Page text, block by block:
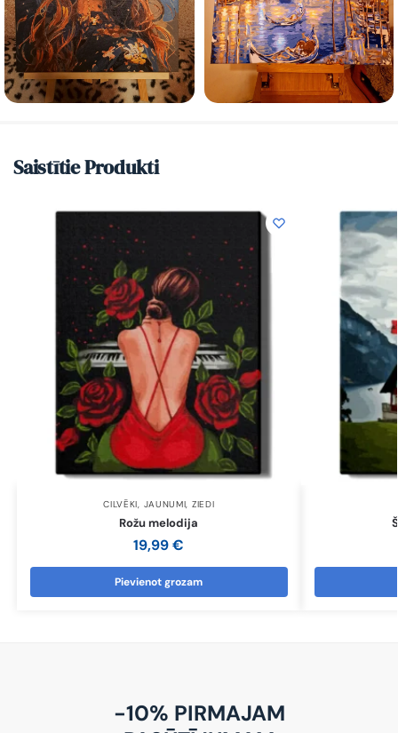
Saistītie Produkti
CILVĒKI, JAUNUMI, ZIEDI
Rožu melodija
19,99€
Pievienot grozam
-10% PIRMAJAM